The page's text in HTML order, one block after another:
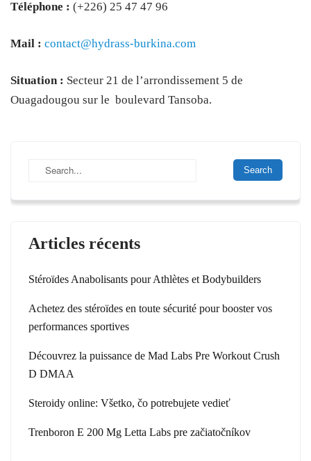
Téléphone : (+226) 25 47 47 96
Mail : contact@hydrass-burkina.com
Situation : Secteur 21 de l’arrondissement 5 de
Ouagadougou sur le boulevard Tansoba.
Articles récents
Stéroïdes Anabolisants pour Athlètes et Bodybuilders
Achetez des stéroïdes en toute sécurité pour booster vos
performances sportives
Découvrez la puissance de Mad Labs Pre Workout Crush
D DMAA
Steroidy online: Všetko, čo potrebujete vedieť
Trenboron E 200 Mg Letta Labs pre začiatočníkov